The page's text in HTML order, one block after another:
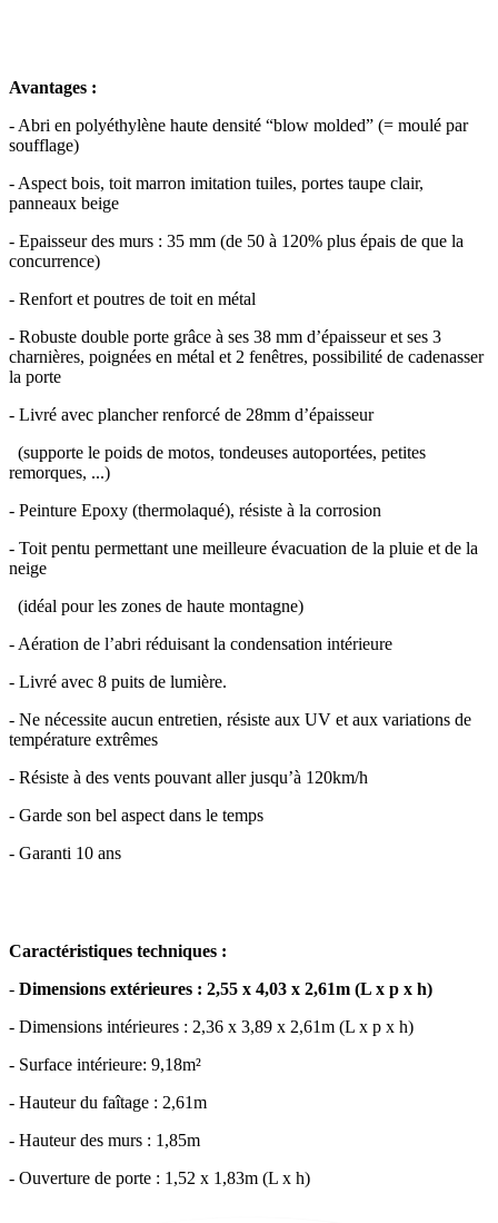
Avantages :
- Abri en polyéthylène haute densité “blow molded” (= moulé par
soufflage)
- Aspect bois, toit marron imitation tuiles, portes taupe clair,
panneaux beige
- Epaisseur des murs : 35 mm (de 50 à 120% plus épais de que la
concurrence)
- Renfort et poutres de toit en métal
- Robuste double porte grâce à ses 38 mm d’épaisseur et ses 3
charnières, poignées en métal et 2 fenêtres, possibilité de cadenasser
la porte
- Livré avec plancher renforcé de 28mm d’épaisseur
(supporte le poids de motos, tondeuses autoportées, petites
remorques, ...)
- Peinture Epoxy (thermolaqué), résiste à la corrosion
- Toit pentu permettant une meilleure évacuation de la pluie et de la
neige
(idéal pour les zones de haute montagne)
- Aération de l’abri réduisant la condensation intérieure
- Livré avec 8 puits de lumière.
- Ne nécessite aucun entretien, résiste aux UV et aux variations de
température extrêmes
- Résiste à des vents pouvant aller jusqu’à 120km/h
- Garde son bel aspect dans le temps
- Garanti 10 ans
Caractéristiques techniques :
- Dimensions extérieures : 2,55 x 4,03 x 2,61m (L x p x h)
- Dimensions intérieures : 2,36 x 3,89 x 2,61m (L x p x h)
- Surface intérieure: 9,18m²
- Hauteur du faîtage : 2,61m
- Hauteur des murs : 1,85m
- Ouverture de porte : 1,52 x 1,83m (L x h)